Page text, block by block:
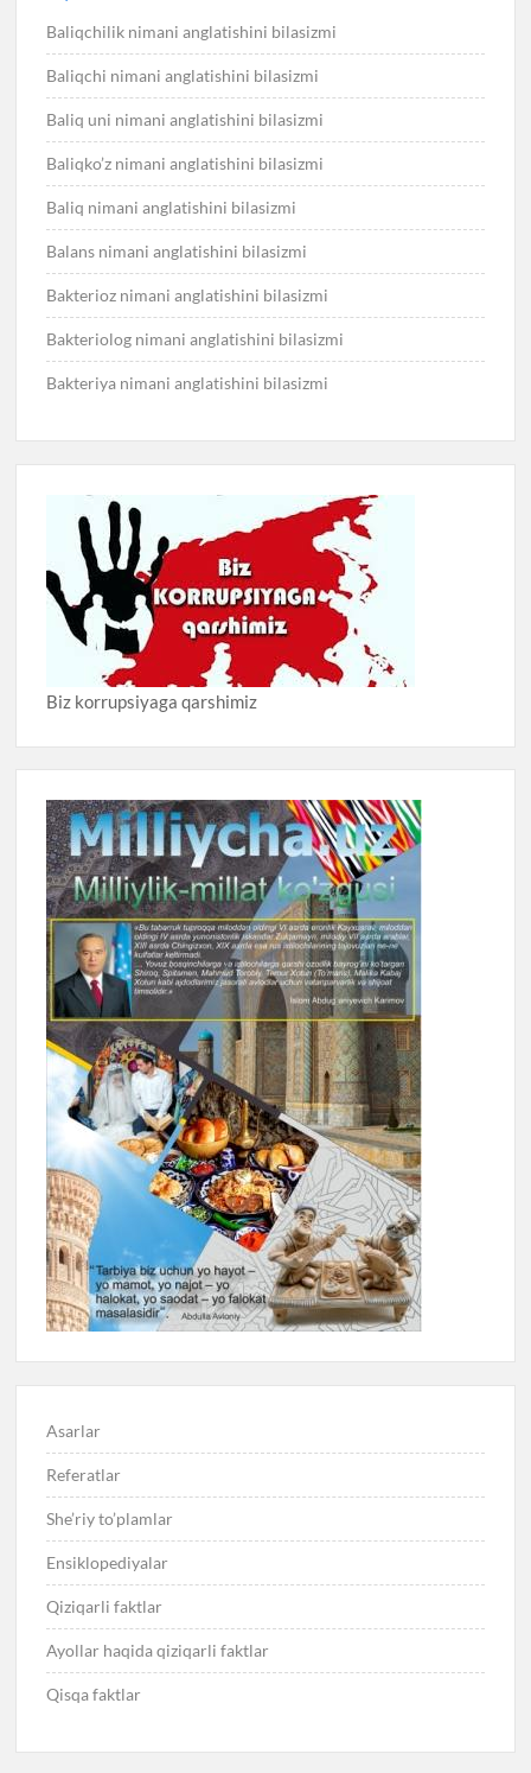
Baliqchilik nimani anglatishini bilasizmi
Baliqchi nimani anglatishini bilasizmi
Baliq uni nimani anglatishini bilasizmi
Baliqko’z nimani anglatishini bilasizmi
Baliq nimani anglatishini bilasizmi
Balans nimani anglatishini bilasizmi
Bakterioz nimani anglatishini bilasizmi
Bakteriolog nimani anglatishini bilasizmi
Bakteriya nimani anglatishini bilasizmi
Biz korrupsiyaga qarshimiz
Asarlar
Referatlar
She’riy to’plamlar
Ensiklopediyalar
Qiziqarli faktlar
Ayollar haqida qiziqarli faktlar
Qisqa faktlar